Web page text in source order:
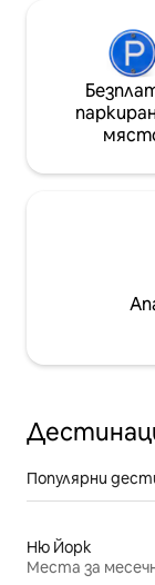
Популярни
Ню Йорк
Места за